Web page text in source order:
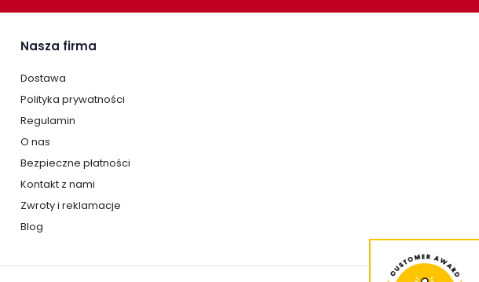
Nasza firma
Dostawa
Polityka prywatności
Regulamin
O nas
Bezpieczne płatności
Kontakt z nami
Zwroty i reklamacje
Blog